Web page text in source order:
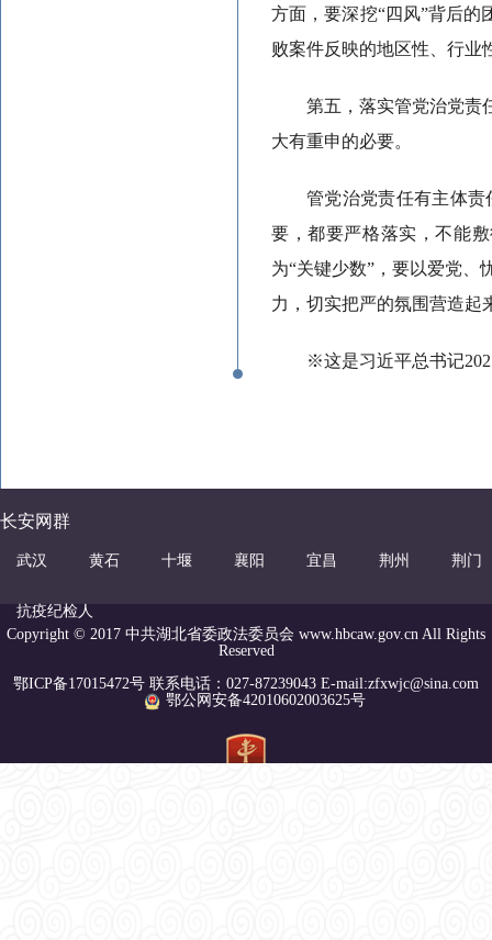
方面，要深挖“四风”背后的
败案件反映的地区性、行业
第五，落实管党治党责
大有重申的必要。
管党治党责任有主体
要，都要严格落实，不能
为“关键少数”，要以爱党
力，切实把严的氛围营造起
※这是习近平总书记
长安网群
武汉 黄石 十堰 襄阳 宜昌 荆州 荆门
抗疫纪检人
Copyright © 2017 中共湖北省委政法委员会 www.hbcaw.gov.cn All Rights
Reserved
鄂ICP备17015472号 联系电话：027-87239043 E-mail:zfxwjc@sina.com
鄂公网安备42010602003625号